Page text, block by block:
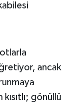
ancak
gönüllü